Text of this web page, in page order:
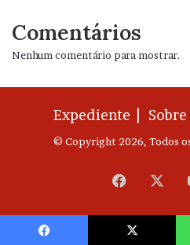
Comentários
Nenhum comentário para mostrar.
Expediente |
© Copyright 2026, Todos
Facebook